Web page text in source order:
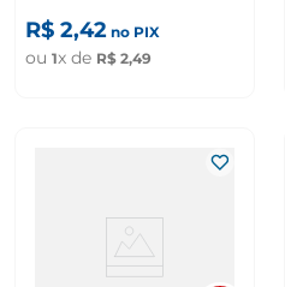
R$ 2,42 no PIX
ou 1x de R$ 2,49